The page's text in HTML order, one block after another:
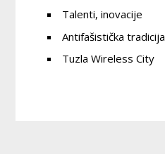
Talenti, inovacije
Antifašistička tradicija
Tuzla Wireless City